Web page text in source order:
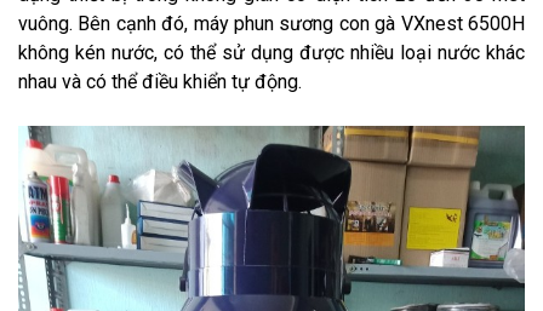
vuông. Bên cạnh đó, máy phun sương con gà VXnest 6500H
không kén nước, có thể sử dụng được nhiều loại nước khác
nhau và có thể điều khiển tự động.